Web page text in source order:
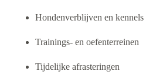
Hondenverblijven en kennels
Trainings- en oefenterreinen
Tijdelijke afrasteringen